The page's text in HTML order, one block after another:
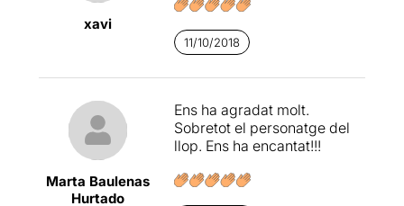
xavi
11/10/2018
Marta Baulenas
Hurtado
Ens ha agradat molt.
Sobretot el personatge del
llop. Ens ha encantat!!!